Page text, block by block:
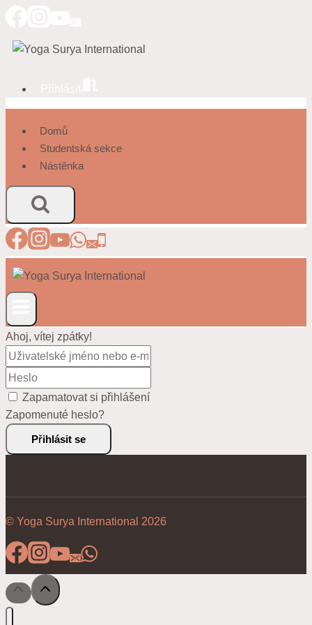
obsah
Domů
Studentská sekce
Nástěnka
Ahoj, vítej zpátky!
Zapamatovat si přihlášení
Zapomenuté heslo?
Přihlásit se
© Yoga Surya International 2026